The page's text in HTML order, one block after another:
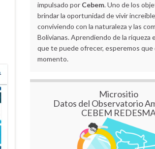
impulsado por Cebem. Uno de los
brindar la oportunidad de vivir
conviviendo con la naturaleza y las
Bolivianas. Aprendiendo de la riqueza
que te puede ofrecer, esperemos
momento.
Micrositio
Datos del Observatorio
CEBEM